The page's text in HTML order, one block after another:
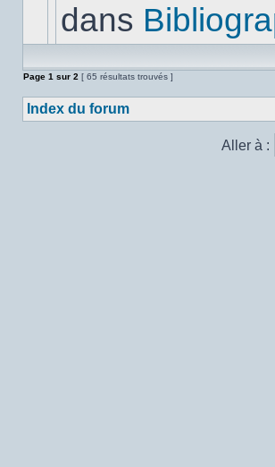
dansdans
Page 1 sur 2 [ 65 résultats trouvés ]
Index du forum
Aller à :